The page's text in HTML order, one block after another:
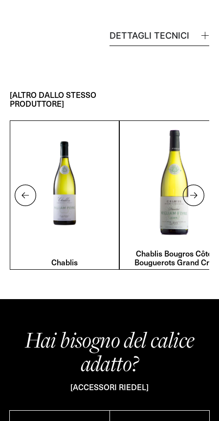
DETTAGLI TECNICI
[ALTRO DALLO STESSO
PRODUTTORE]
Chablis
Chablis Bougros Côte
Bouguerots Grand Cru
Hai bisogno del calice
adatto?
[ACCESSORI RIEDEL]